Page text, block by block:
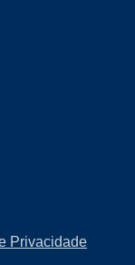
Privacidade
Home Quem Somos